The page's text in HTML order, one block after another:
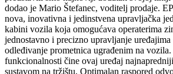
dodao je Mario Štefanec, voditelj prodaje.
nova, inovativna i jedinstvena upravljačka
kabini vozila koja omogućava operaterima
jednostavno i precizno upravljanje uređajima
odleđivanje prometnica ugrađenim na
funkcionalnosti čine ovaj uređaj
sustavom na tržištu. Optimalan raspored